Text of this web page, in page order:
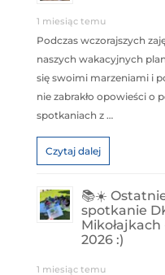
1 miesiąc temu
Podczas wczorajszych
naszych wakacyjnych
się swoimi marzeniami i
nie zabrakło opowieści o
spotkaniach z …
Czytaj dalej
📚☀️
spotkanie
2026 :)
1 miesiąc temu